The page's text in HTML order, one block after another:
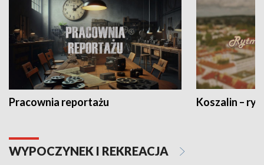
Pracownia reportażu Koszalin –
WYPOCZYNEK I REKREACJA